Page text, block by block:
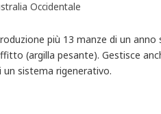
Occidentale
più 13 manze di un
(argilla pesante). Gestisce
sistema rigenerativo.